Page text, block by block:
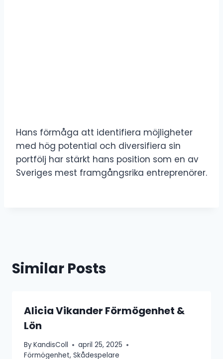
Hans förmåga att identifiera möjligheter
med hög potential och diversifiera sin
portfölj har stärkt hans position som en av
Sveriges mest framgångsrika entreprenörer.
Similar Posts
Alicia Vikander Förmögenhet &
Lön
ByKandisColl
april 25, 2025
Förmögenhet, Skådespelare